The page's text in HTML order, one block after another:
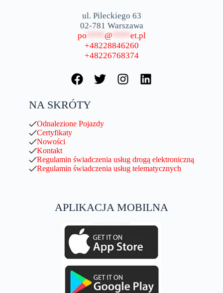
ul. Pileckiego 63
02-781 Warszawa
po **** @ **** et.pl
+48228846260
+48226768374
NA SKRÓTY
Odnalezione Pojazdy
Certyfikaty
Nowości
Kontakt
Regulamin świadczenia usług drogą elektroniczną
Regulamin świadczenia usług telematycznych
APLIKACJA MOBILNA